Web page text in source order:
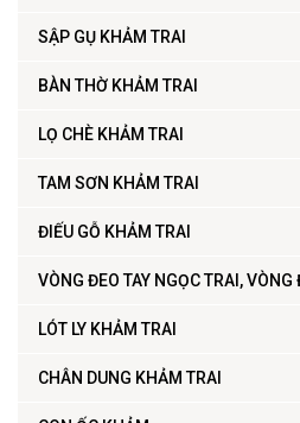
SẬP GỤ KHẢM TRAI
BÀN THỜ KHẢM TRAI
LỌ CHÈ KHẢM TRAI
TAM SƠN KHẢM TRAI
ĐIẾU GỖ KHẢM TRAI
VÒNG ĐEO TAY NGỌC TRAI, VÒNG
LÓT LY KHẢM TRAI
CHÂN DUNG KHẢM TRAI